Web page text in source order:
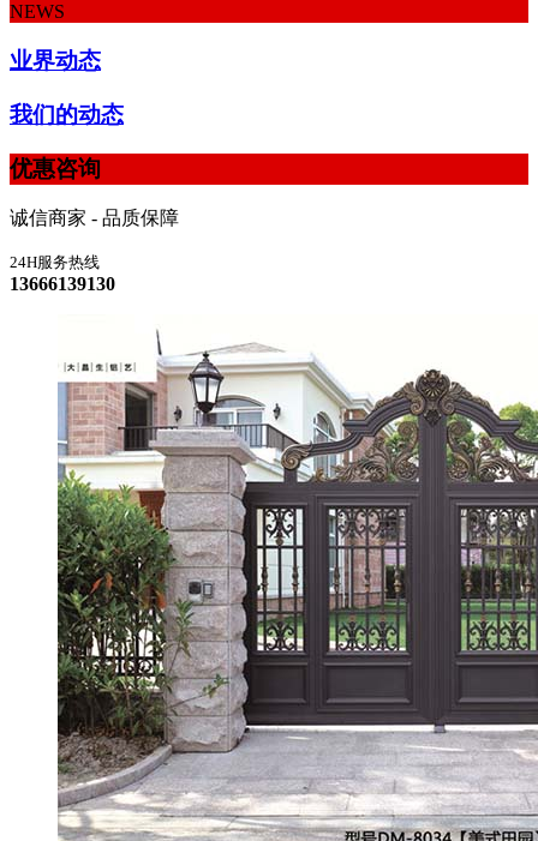
NEWS
业界动态
我们的动态
优惠咨询
诚信商家 - 品质保障
24H服务热线
13666139130